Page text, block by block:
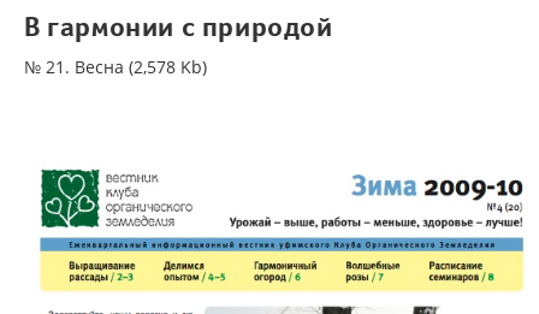
В гармонии с природой
№ 21. Весна (2,578 Kb)